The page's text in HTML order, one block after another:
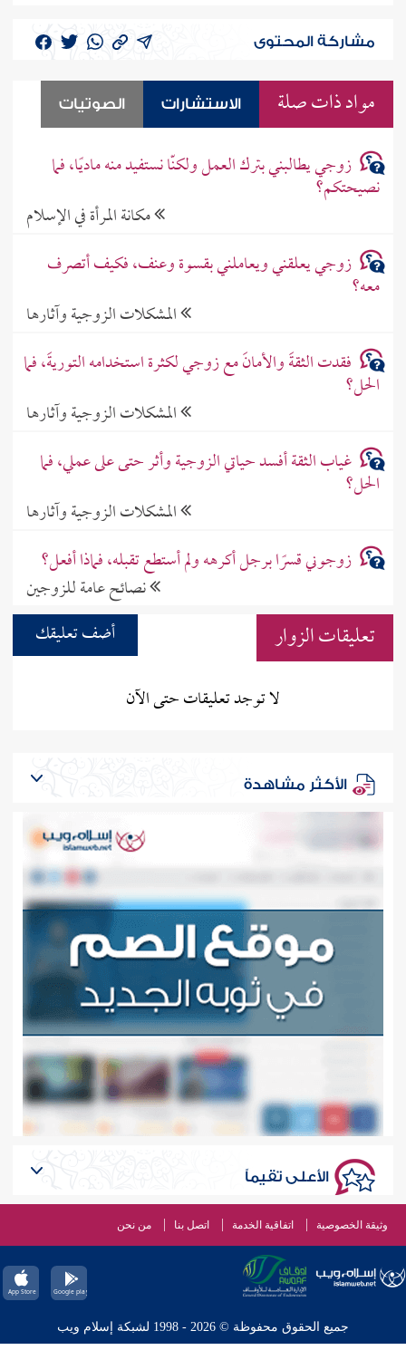
مشاركة المحتوى
مواد ذات صلة الاستشارات الصوتيات
زوجي يطالبني بترك العمل ولكنّا نستفيد منه ماديًا، فما
نصيحتكم؟
مكانة المرأة في الإسلام
زوجي يعلقني ويعاملني بقسوة وعنف، فكيف أتصرف
معه؟
المشكلات الزوجية وآثارها
فقدت الثقةَ والأمانَ مع زوجي لكثرة استخدامه التوريةَ، فما
الحل؟
المشكلات الزوجية وآثارها
غياب الثقة أفسد حياتي الزوجية وأثر حتى على عملي، فما
الحل؟
المشكلات الزوجية وآثارها
زوجوني قسرًا برجل أكرهه ولم أستطع تقبله، فماذا أفعل؟
نصائح عامة للزوجين
تعليقات الزوار
أضف تعليقك
لا توجد تعليقات حتى الآن
الأكثر مشاهدة
الأعلى تقيماً
وثيقة الخصوصية اتفاقية الخدمة اتصل بنا من نحن
جميع الحقوق محفوظة © 2026 - 1998 لشبكة إسلام ويب